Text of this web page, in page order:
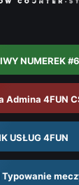
NUMEREK
Admina 4FUN
USŁUG 4FUN